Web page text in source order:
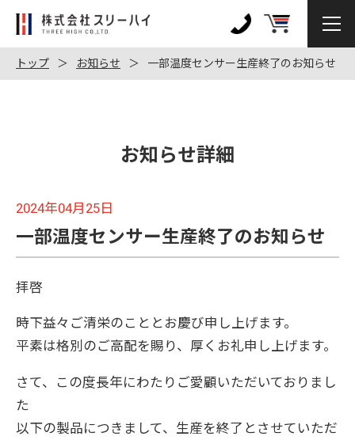
株
会
社
972-
128
トップ お知らせ 一部温度センサー生産終了のお知らせ
お知らせ詳細
2024年04月25日
一部温度センサー生産終了のお知らせ
拝啓
時下益々ご清栄のこととお慶び申し上げます。
平素は格別のご高配を賜り、厚くお礼申し上げます。
さて、この度長年にわたりご愛顧いただいておりまし
た
以下の製品につきまして、生産を終了とさせていただ